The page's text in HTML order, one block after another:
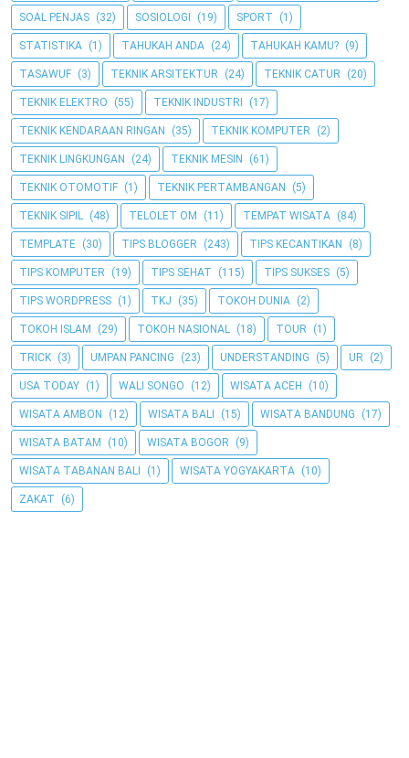
SOAL PENJAS (32) SOSIOLOGI (19) SPORT (1)
STATISTIKA (1) TAHUKAH ANDA (24) TAHUKAH KAMU? (9)
TASAWUF (3) TEKNIK ARSITEKTUR (24) TEKNIK CATUR (20)
TEKNIK ELEKTRO (55) TEKNIK INDUSTRI (17)
TEKNIK KENDARAAN RINGAN (35) TEKNIK KOMPUTER (2)
TEKNIK LINGKUNGAN (24) TEKNIK MESIN (61)
TEKNIK OTOMOTIF (1) TEKNIK PERTAMBANGAN (5)
TEKNIK SIPIL (48) TELOLET OM (11) TEMPAT WISATA (84)
TEMPLATE (30) TIPS BLOGGER (243) TIPS KECANTIKAN (8)
TIPS KOMPUTER (19) TIPS SEHAT (115) TIPS SUKSES (5)
TIPS WORDPRESS (1) TKJ (35) TOKOH DUNIA (2)
TOKOH ISLAM (29) TOKOH NASIONAL (18) TOUR (1)
TRICK (3) UMPAN PANCING (23) UNDERSTANDING (5) UR (2)
USA TODAY (1) WALI SONGO (12) WISATA ACEH (10)
WISATA AMBON (12) WISATA BALI (15) WISATA BANDUNG (17)
WISATA BATAM (10) WISATA BOGOR (9)
WISATA TABANAN BALI (1) WISATA YOGYAKARTA (10)
ZAKAT (6)